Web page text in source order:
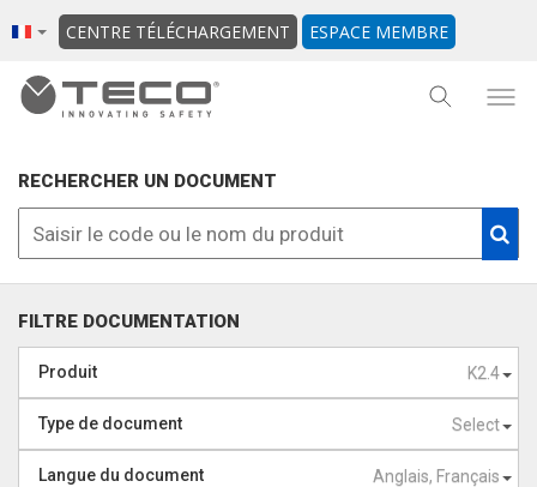
CENTRE TÉLÉCHARGEMENT ESPACE MEMBRE
RECHERCHER UN DOCUMENT
FILTRE DOCUMENTATION
K2.4
Produit
Select
Type de document
Anglais, Français
Langue du document